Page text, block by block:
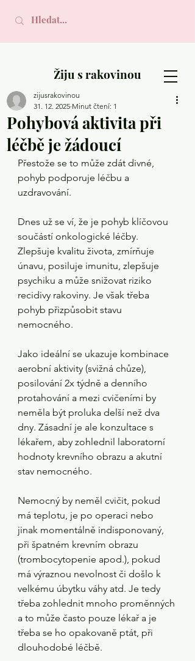
Žiju s rakovinou
Pohybová aktivita při
léčbě je žádoucí
zijusrakovinou
31. 12. 2025 Minut čtení: 1
Přestože se to může zdát divné,
pohyb podporuje léčbu a
uzdravování.
Dnes už se ví, že je pohyb klíčovou
součástí onkologické léčby.
Zlepšuje kvalitu života, zmírňuje
únavu, posiluje imunitu, zlepšuje
psychiku a může snižovat riziko
recidivy rakoviny. Je však třeba
pohyb přizpůsobit stavu
nemocného.
Jako ideální se ukazuje kombinace
aerobní aktivity (svižná chůze),
posilování 2x týdně a denního
protahování a mezi cvičeními by
neměla být proluka delší než dva
dny. Zásadní je ale konzultace s
lékařem, aby zohlednil laboratorní
hodnoty krevního obrazu a akutní
stav nemocného.
Nemocný by neměl cvičit, pokud
má teplotu, je po operaci nebo
jinak momentálně indisponovaný,
při špatném krevním obrazu
(trombocytopenie apod.), pokud
má výraznou nevolnost či došlo k
velkému úbytku váhy atd. Je tedy
třeba zohlednit mnoho proměnných
a to může často pouze lékař a je
třeba se ho opakovaně ptát, při
dlouhodobé léčbě.